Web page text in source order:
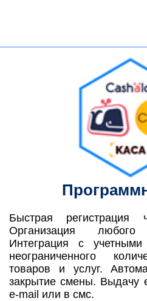
Быстрая регистрация
Организация
Интеграция с
неограниченного
товаров и услуг.
закрытие смены. Выдачу
e-mail или в смс.